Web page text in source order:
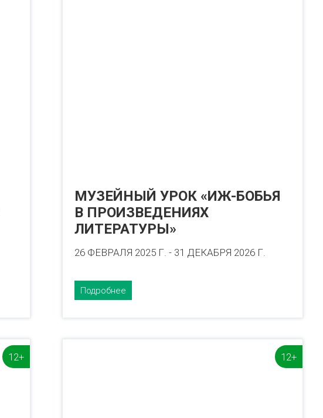
МУЗЕЙНЫЙ УРОК «ИЖ-БОБЬЯ
В ПРОИЗВЕДЕНИЯХ
ЛИТЕРАТУРЫ»
26 ФЕВРАЛЯ 2025 Г. - 31 ДЕКАБРЯ 2026 Г.
Подробнее
12+ 12+